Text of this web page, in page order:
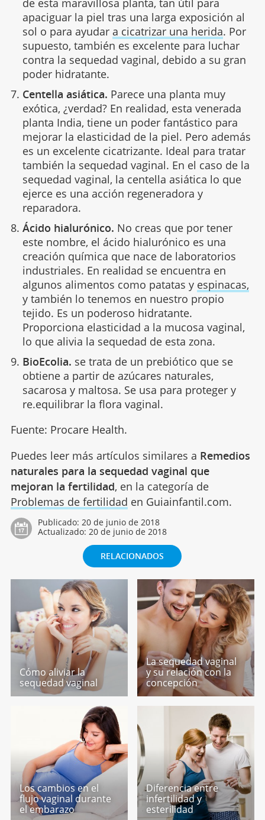
de esta maravillosa planta, tan útil para
apaciguar la piel tras una larga exposición al
sol o para ayudar a cicatrizar una herida. Por
supuesto, también es excelente para luchar
contra la sequedad vaginal, debido a su gran
poder hidratante.
Centella asiática. Parece una planta muy
exótica, ¿verdad? En realidad, esta venerada
planta India, tiene un poder fantástico para
mejorar la elasticidad de la piel. Pero además
es un excelente cicatrizante. Ideal para tratar
también la sequedad vaginal. En el caso de la
sequedad vaginal, la centella asiática lo que
ejerce es una acción regeneradora y
reparadora.
Ácido hialurónico. No creas que por tener
este nombre, el ácido hialurónico es una
creación química que nace de laboratorios
industriales. En realidad se encuentra en
algunos alimentos como patatas y espinacas,
y también lo tenemos en nuestro propio
tejido. Es un poderoso hidratante.
Proporciona elasticidad a la mucosa vaginal,
lo que alivia la sequedad de esta zona.
BioEcolia. se trata de un prebiótico que se
obtiene a partir de azúcares naturales,
sacarosa y maltosa. Se usa para proteger y
re.equilibrar la flora vaginal.
Fuente: Procare Health.
Puedes leer más artículos similares a Remedios
naturales para la sequedad vaginal que
mejoran la fertilidad, en la categoría de
Problemas de fertilidad en Guiainfantil.com.
Publicado: 20 de junio de 2018
Actualizado: 20 de junio de 2018
RELACIONADOS
Cómo aliviar la
sequedad vaginal
La sequedad vaginal
y su relación con la
concepción
Los cambios en el
flujo vaginal durante
el embarazo
Diferencia entre
infertilidad y
esterilidad